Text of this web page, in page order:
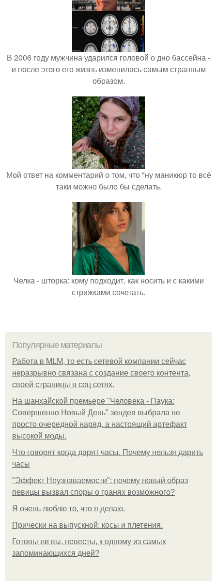
В 2006 году мужчина ударился головой о дно бассейна -
и после этого его жизнь изменилась самым странным
образом.
Мой ответ на комментарий о том, что "ну маникюр то всё
таки можно было бы сделать.
Челка - шторка: кому подходит, как носить и с какими
стрижками сочетать.
Популярные материалы
Работа в MLM, то есть сетевой компании сейчас
неразрывно связана с создание своего контента,
своей страницы в соц сетях.
На шанхайской премьере "Человека - Паука:
Совершенно Новый День" зендея выбрала не
просто очередной наряд, а настоящий артефакт
высокой моды.
Что говорят когда дарят часы. Почему нельзя дарить
часы
"Эффект Неузнаваемости": почему новый образ
певицы вызвал споры о гранях возможного?
Я очень люблю то, что я делаю.
Прически на выпускной: косы и плетения.
Готовы ли вы, невесты, к одному из самых
запоминающихся дней?